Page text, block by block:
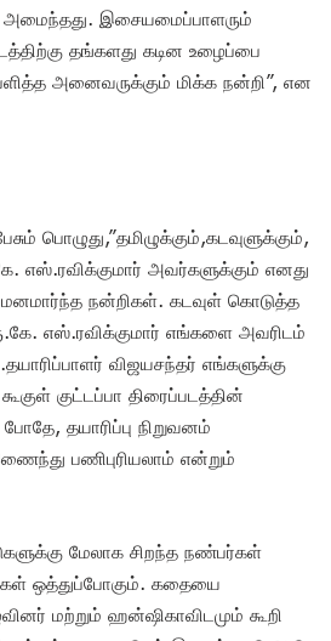
அமைந்தது. இசையமைப்பாளரும்
தங்களது கடின உழைப்பை
அனைவருக்கும் மிக்க நன்றி”, என
பொழுது,”தமிழுக்கும்,கடவுளுக்கும்,
எஸ்.ரவிக்குமார் அவர்களுக்கும் எனது
மனமார்ந்த நன்றிகள். கடவுள் கொடுத்த
எஸ்.ரவிக்குமார் எங்களை அவரிடம்
விஜயசந்தர் எங்களுக்கு
குட்டப்பா திரைப்படத்தின்
போதே, தயாரிப்பு நிறுவனம்
பணிபுரியலாம் என்றும்
மேலாக சிறந்த நண்பர்கள்
ஒத்துப்போகும். கதையை
மற்றும் ஹன்ஷிகாவிடமும் கூறி